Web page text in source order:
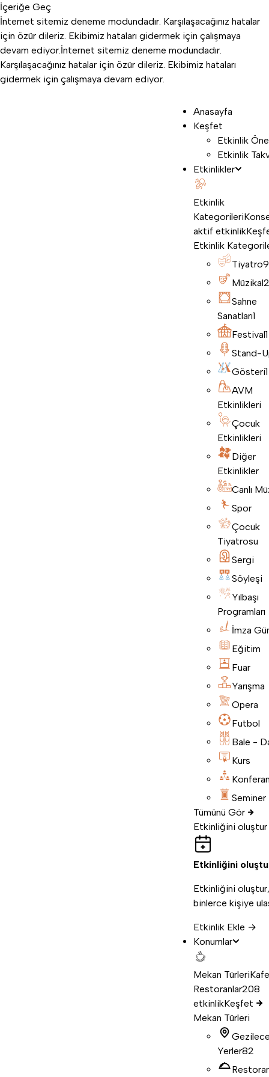
İçeriğe Geç
İnternet sitemiz deneme modundadır. Karşılaşacağınız hatalar
için özür dileriz. Ekibimiz hataları gidermek için çalışmaya
devam ediyor.İnternet sitemiz deneme modundadır.
Karşılaşacağınız hatalar için özür dileriz. Ekibimiz hataları
gidermek için çalışmaya devam ediyor.
Anasayfa
Keşfet
Etkinlik
Etkinlik
Etkinlikler
Etkinlik
Kategorileri
aktif etkinlik
Etkinlik
Tiyatro9
Müzikal2
Sahne
Sanatları1
Festival1
Stand-
Gösteri1
AVM
Etkinlikleri
Çocuk
Etkinlikleri
Diğer
Etkinlikler
Canlı
Spor
Çocuk
Tiyatrosu
Sergi
Söyleşi
Yılbaşı
Programları
İmza
Eğitim
Fuar
Yarışma
Opera
Futbol
Bale -
Kurs
Seminer
Tümünü Gör
Etkinliğini oluştur
Etkinliğini
Etkinliğini oluştur,
binlerce kişiye
Etkinlik Ekle →
Konumlar
Mekan Türleri
Restoranlar208
etkinlikKeşfet
Mekan Türleri
Yerler82